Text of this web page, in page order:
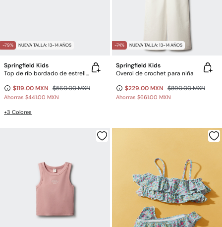
-79% NUEVA TALLA: 13-14 AÑOS
Springfield Kids
Top de rib bordado de estrella para niña
$119.00 MXN $560.00 MXN
Ahorras $441.00 MXN
+3 Colores
-74% NUEVA TALLA: 13-14 AÑOS
Springfield Kids
Overol de crochet para niña
$229.00 MXN $890.00 MXN
Ahorras $661.00 MXN